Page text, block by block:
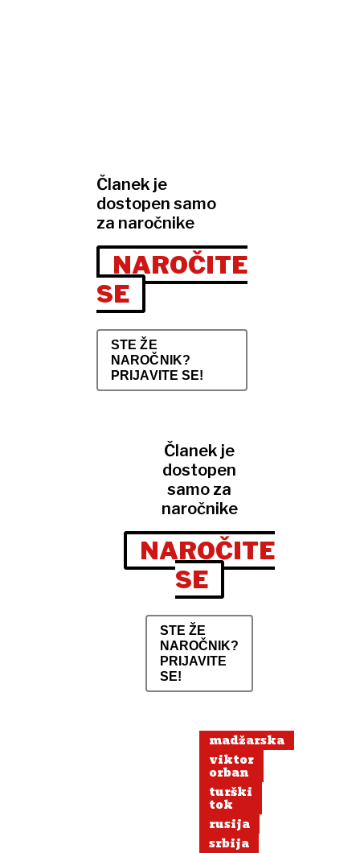
Članek je
dostopen samo
za naročnike
NAROČITE
SE
STE ŽE
NAROČNIK?
PRIJAVITE SE!
Članek je
dostopen
samo za
naročnike
NAROČITE
SE
STE ŽE
NAROČNIK?
PRIJAVITE
SE!
madžarska
viktor
orban
turški
tok
rusija
srbija